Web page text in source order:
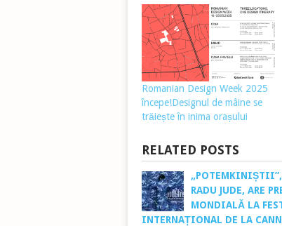
Romanian Design Week 2025
începe!Designul de mâine se
trăiește în inima orașului
RELATED POSTS
RADU JUDE, ARE
MONDIALĂ LA
INTERNAȚIONAL DE LA